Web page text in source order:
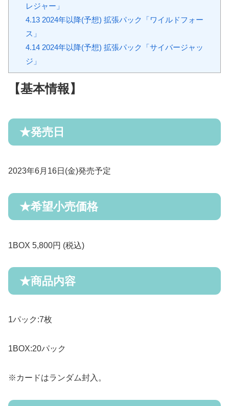
レジャー」
4.132024年以降(予想) 拡張パック「ワイルドフォー
ス」
4.142024年以降(予想) 拡張パック「サイバージャッ
ジ」
【基本情報】
★発売日
2023年6月 16日(金)発売予定
★希望小売価格
1BOX 5,800円 (税込)
★商品内容
1パック :7枚
1BOX:20パック
※ カードはランダム封入。